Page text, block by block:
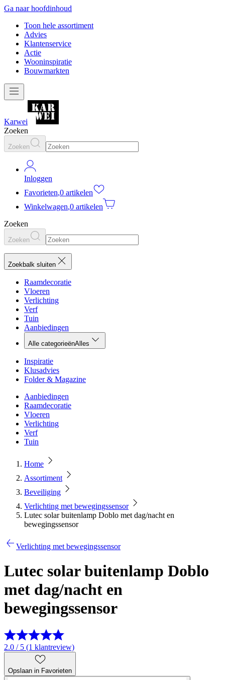
Ga naar hoofdinhoud
Toon hele assortiment
Advies
Klantenservice
Actie
Wooninspiratie
Bouwmarkten
Karwei
Zoeken
Zoeken
Inloggen
Favorieten,0 artikelen
Winkelwagen,0 artikelen
Zoeken
Zoeken
Zoekbalk sluiten
Raamdecoratie
Vloeren
Verlichting
Verf
Tuin
Aanbiedingen
Alle categorieënAlles
Inspiratie
Klusadvies
Folder & Magazine
Aanbiedingen
Raamdecoratie
Vloeren
Verlichting
Verf
Tuin
Home
Assortiment
Beveiliging
Verlichting met bewegingssensor
Lutec solar buitenlamp Doblo met dag/nacht en
bewegingssensor
Verlichting met bewegingssensor
Lutec solar buitenlamp Doblo
met dag/nacht en
bewegingssensor
2.0 / 5 (1 klantreview)
Opslaan in Favorieten